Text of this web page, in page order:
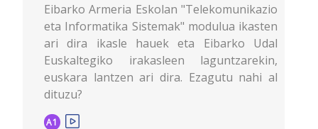
Eibarko Armeria Eskolan "Telekomunikazio
eta Informatika Sistemak" modulua ikasten
ari dira ikasle hauek eta Eibarko Udal
Euskaltegiko irakasleen laguntzarekin,
euskara lantzen ari dira. Ezagutu nahi al
dituzu?
A1